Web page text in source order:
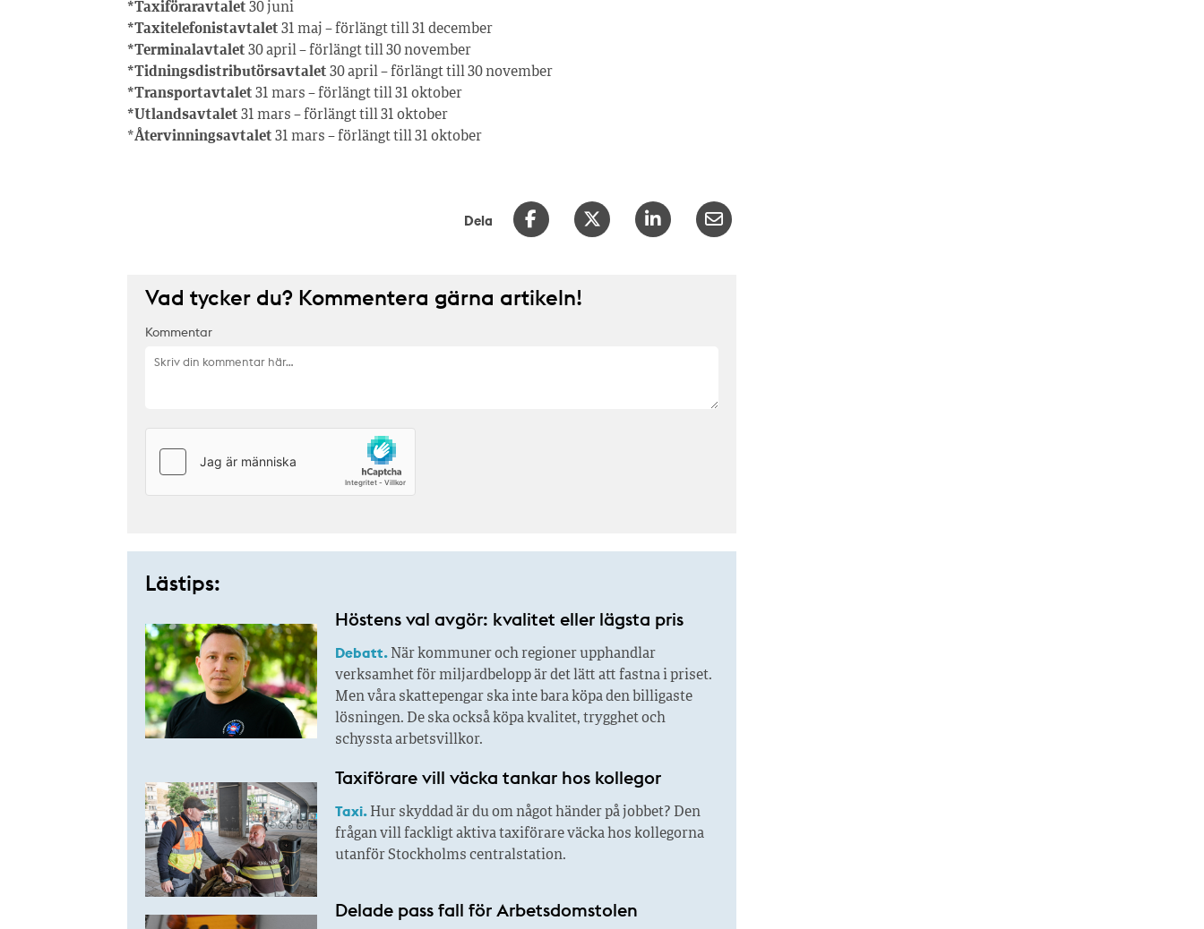
*Taxiföraravtalet 30 juni
*Taxitelefonistavtalet 31 maj – förlängt till 31 december
*Terminalavtalet 30 april – förlängt till 30 november
*Tidningsdistributörsavtalet 30 april – förlängt till 30 november
*Transportavtalet 31 mars – förlängt till 31 oktober
*Utlandsavtalet 31 mars – förlängt till 31 oktober
*Återvinningsavtalet 31 mars – förlängt till 31 oktober
Dela
Vad tycker du? Kommentera gärna artikeln!
Kommentar
Lästips:
Höstens val avgör: kvalitet eller lägsta pris
Debatt.När kommuner och regioner upphandlar
verksamhet för miljardbelopp är det lätt att fastna i priset.
Men våra skattepengar ska inte bara köpa den billigaste
lösningen. De ska också köpa kvalitet, trygghet och
schyssta arbetsvillkor.
Taxiförare vill väcka tankar hos kollegor
Taxi.Hur skyddad är du om något händer på jobbet? Den
frågan vill fackligt aktiva taxiförare väcka hos kollegorna
utanför Stockholms centralstation.
Delade pass fall för Arbetsdomstolen